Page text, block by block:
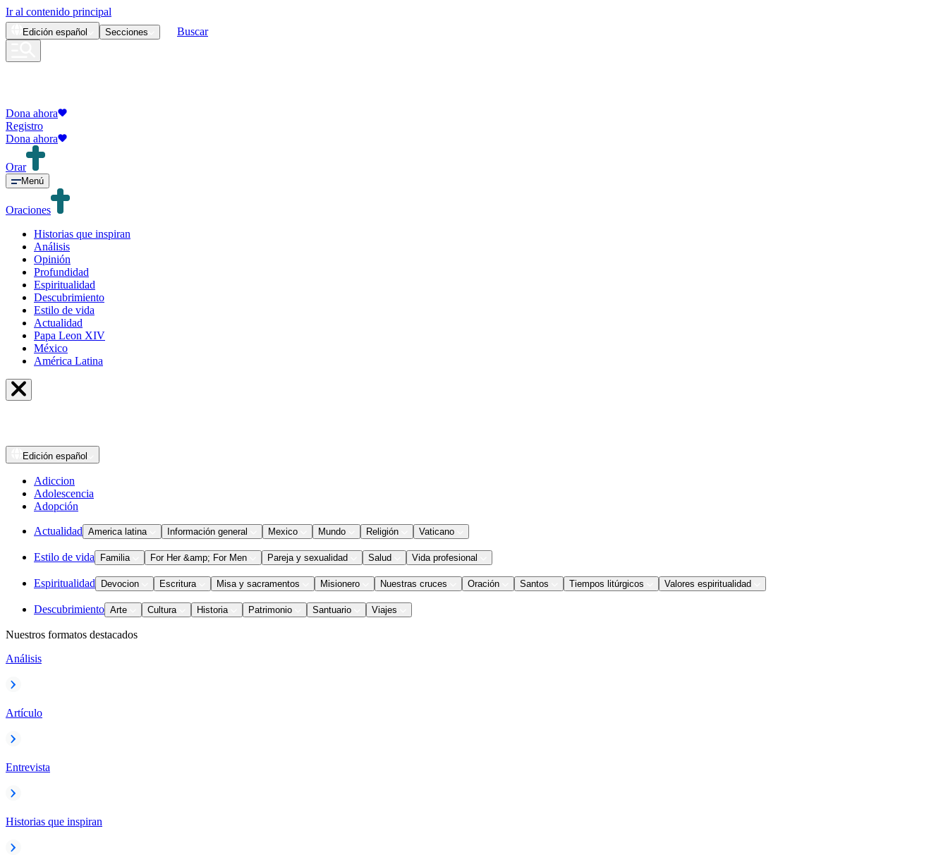
Ir al contenido principal
Edición español Secciones Buscar
Dona ahora
Registro
Dona ahora
Orar
Menú
Oraciones
Historias que inspiran
Análisis
Opinión
Profundidad
Espiritualidad
Descubrimiento
Estilo de vida
Actualidad
Papa Leon XIV
México
América Latina
Edición español
Adiccion
Adolescencia
Adopción
Actualidad America latina Información general Mexico Mundo Religión Vaticano
Estilo de vida Familia For Her &amp; For Men Pareja y sexualidad Salud Vida profesional
Espiritualidad Devocion Escritura Misa y sacramentos Misionero Nuestras cruces Oración Santos Tiempos litúrgicos Valores espiritualidad
Descubrimiento Arte Cultura Historia Patrimonio Santuario Viajes
Nuestros formatos destacados
Análisis
Artículo
Entrevista
Historias que inspiran